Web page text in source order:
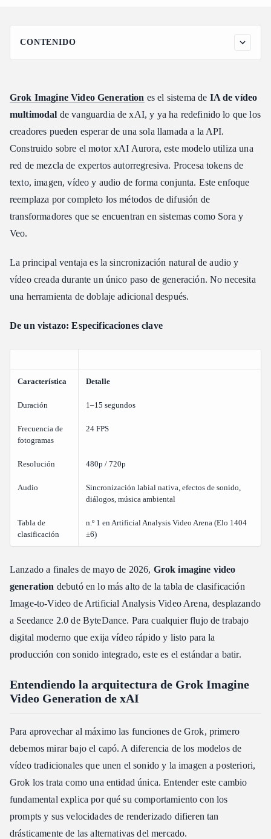
CONTENIDO
Entendiendo la arquitectura de Grok Imagine Video Generation
El alejamiento de los modelos de difusión de transformadores
Procesamiento de tokens multimodales intercalados
Entrenamiento a escala: Colossus
Capacidades clave: Image-to-Video, ajustes de formato y modos
¿Cuáles son los límites de vídeo, relaciones de aspecto y
resoluciones para Grok Imagine?
Variaciones de relación de aspecto
Directrices de ingeniería de prompts para movimiento
cinematográfico e identidad zero-shot
los mejores resultados?
Integración de la API de Grok Imagine Video Generation:
¿Cómo llamo a la API de Grok Imagine para vídeo?
Requisitos previos
Ruta 1: xai\_sdk nativo (Recomendado)
Ruta 2: API REST estándar (bucle asíncrono personalizado)
Alternativa de producción: Agilización a través de la puerta de
Rendimiento de referencia: coste, latencia y comparaciones con
herramientas de vídeo por IA?
Comparación frente a frente con la competencia
Velocidad de inferencia y latencia
Estructura de precios
Seguridad empresarial, privacidad de datos y cumplimiento de
contenido
entrenar sus modelos?
Resumen del marco de cumplimiento
Grok Imagine Video Generation es el sistema de IA de vídeo
multimodal de vanguardia de xAI, y ya ha redefinido lo que los
creadores pueden esperar de una sola llamada a la API.
Construido sobre el motor xAI Aurora, este modelo utiliza una
red de mezcla de expertos autorregresiva. Procesa tokens de
texto, imagen, vídeo y audio de forma conjunta. Este enfoque
reemplaza por completo los métodos de difusión de
transformadores que se encuentran en sistemas como Sora y
Veo.
La principal ventaja es la sincronización natural de audio y
vídeo creada durante un único paso de generación. No necesita
una herramienta de doblaje adicional después.
De un vistazo: Especificaciones clave
Característica Detalle
Duración 1–15 segundos
Frecuencia de
fotogramas
24 FPS
Resolución 480p / 720p
Audio
Sincronización labial nativa, efectos de sonido,
diálogos, música ambiental
Tabla de
clasificación
n.º 1 en Artificial Analysis Video Arena (Elo 1404
±6)
Lanzado a finales de mayo de 2026, Grok imagine video
generation debutó en lo más alto de la tabla de clasificación
Image-to-Video de Artificial Analysis Video Arena, desplazando
a Seedance 2.0 de ByteDance. Para cualquier flujo de trabajo
digital moderno que exija vídeo rápido y listo para la
producción con sonido integrado, este es el estándar a batir.
Entendiendo la arquitectura de Grok Imagine
Video Generation de xAI
Para aprovechar al máximo las funciones de Grok, primero
debemos mirar bajo el capó. A diferencia de los modelos de
vídeo tradicionales que unen el sonido y la imagen a posteriori,
Grok los trata como una entidad única. Entender este cambio
fundamental explica por qué su comportamiento con los
prompts y sus velocidades de renderizado difieren tan
drásticamente de las alternativas del mercado.